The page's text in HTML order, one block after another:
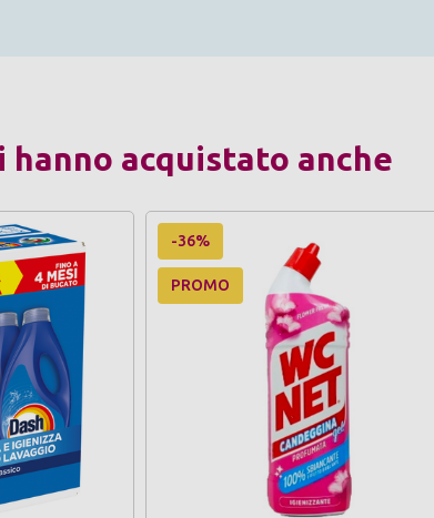
hanno acquistato anche
-36%
PROMO